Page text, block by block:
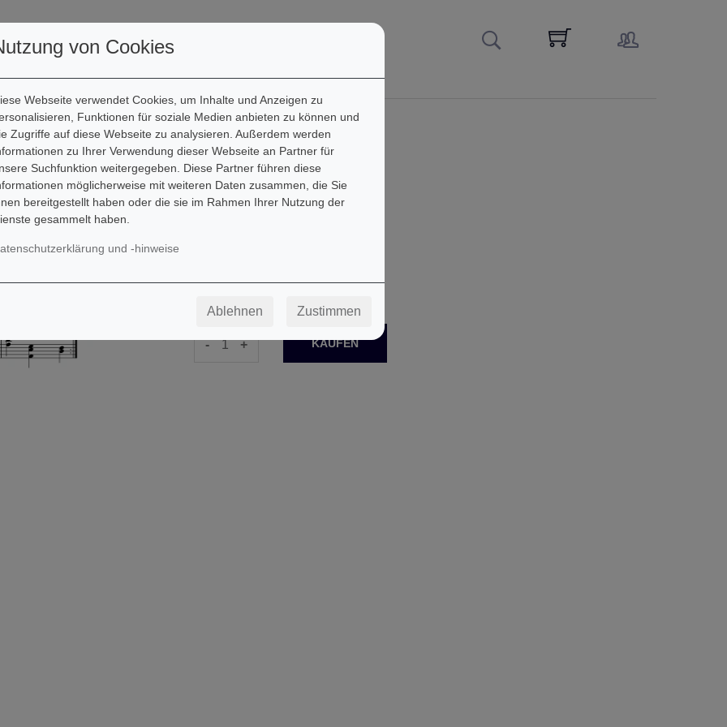
von Cookies
Webseite verwendet Cookies, um Inhalte und Anzeigen zu
Funktionen für soziale Medien anbieten zu können und
Zugriffe auf diese Webseite zu analysieren. Außerdem werden
zu Ihrer Verwendung dieser Webseite an Partner für
Suchfunktion weitergegeben. Diese Partner führen diese
möglicherweise mit weiteren Daten zusammen, die Sie
bereitgestellt haben oder die sie im Rahmen Ihrer Nutzung der
gesammelt haben.
und -hinweise
Ablehnen Zustimmen
Downloads
Henry Purcell
Abdelazer
1,49 €
- +